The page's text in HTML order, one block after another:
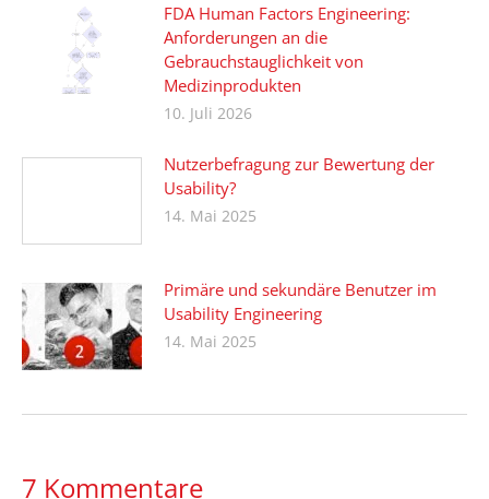
FDA Human Factors Engineering:
Anforderungen an die
Gebrauchstauglichkeit von
Medizinprodukten
10. Juli 2026
Nutzerbefragung zur Bewertung der
Usability?
14. Mai 2025
Primäre und sekundäre Benutzer im
Usability Engineering
14. Mai 2025
7 Kommentare